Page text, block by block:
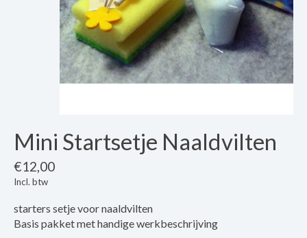
Mini Startsetje Naaldvilten
€12,00
Incl. btw
starters setje voor naaldvilten
Basis pakket met handige werkbeschrijving